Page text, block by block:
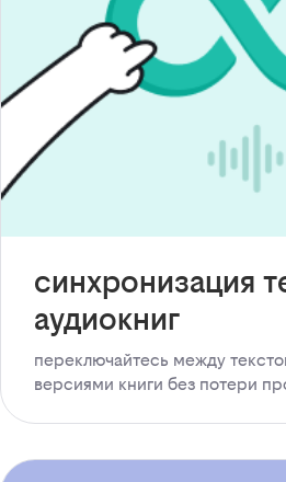
синхронизация
аудиокниг
переключайтесь между
версиями книги без потери